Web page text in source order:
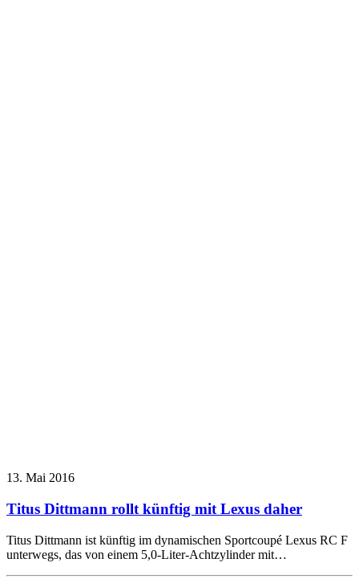
13. Mai 2016
Titus Dittmann rollt künftig mit Lexus daher
Titus Dittmann ist künftig im dynamischen Sportcoupé Lexus RC F
unterwegs, das von einem 5,0-Liter-Achtzylinder mit…